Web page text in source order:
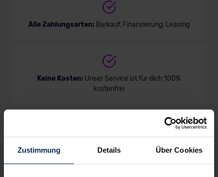
Zustimmung Details Über Cookies
Alle Zahlungsarten: Barkauf, Finanzierung, Leasing
Keine Kosten: Unser Service ist für dich 100%
kostenfrei
Wir sind stolz auf eine hohe
Kundenzufriedenheit!